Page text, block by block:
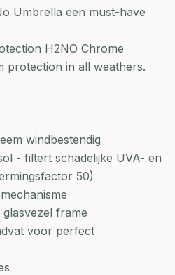
Umbrella een must-have
H2NO Chrome
protection in all weathers.
windbestendig
- filtert schadelijke UVA- en
50)
frame
voor perfect